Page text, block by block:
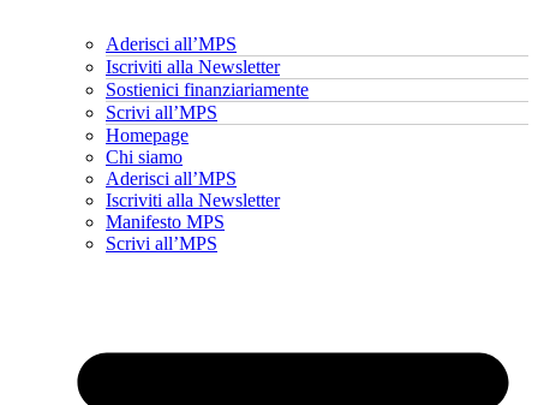
Aderisci all’MPS
Iscriviti alla Newsletter
Sostienici finanziariamente
Scrivi all’MPS
Homepage
Chi siamo
Aderisci all’MPS
Iscriviti alla Newsletter
Manifesto MPS
Scrivi all’MPS